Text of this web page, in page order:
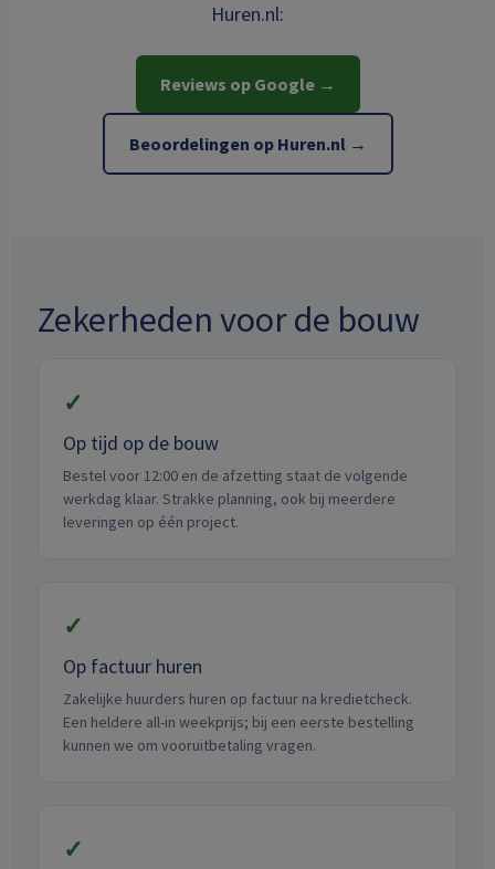
Huren.nl:
Reviews op Google →
Beoordelingen op Huren.nl →
Zekerheden voor de bouw
✓
Op tijd op de bouw
Bestel voor 12:00 en de afzetting staat de volgende
werkdag klaar. Strakke planning, ook bij meerdere
leveringen op één project.
✓
Op factuur huren
Zakelijke huurders huren op factuur na kredietcheck.
Een heldere all-in weekprijs; bij een eerste bestelling
kunnen we om vooruitbetaling vragen.
✓